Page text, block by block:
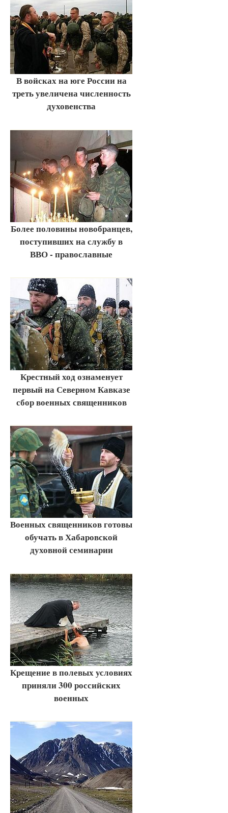
В войсках на юге России на
треть увеличена численность
духовенства
Более половины новобранцев,
поступивших на службу в
ВВО - православные
Крестный ход ознаменует
первый на Северном Кавказе
сбор военных священников
Военных священников готовы
обучать в Хабаровской
духовной семинарии
Крещение в полевых условиях
приняли 300 российских
военных